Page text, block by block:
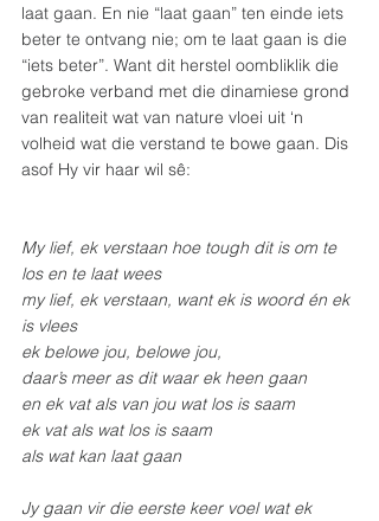
laat gaan. En nie “laat gaan” ten einde iets
beter te ontvang nie; om te laat gaan is die
“iets beter”. Want dit herstel oombliklik die
gebroke verband met die dinamiese grond
van realiteit wat van nature vloei uit ‘n
volheid wat die verstand te bowe gaan. Dis
asof Hy vir haar wil sê:
My lief, ek verstaan hoe tough dit is om te
los en te laat wees
my lief, ek verstaan, want ek is woord én ek
is vlees
ek belowe jou, belowe jou,
daar’s meer as dit waar ek heen gaan
en ek vat als van jou wat los is saam
ek vat als wat los is saam
als wat kan laat gaan
Jy gaan vir die eerste keer voel wat ek